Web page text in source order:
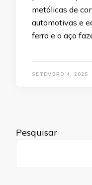
metálicas de
automotivas e
ferro e o aço
SETEMBRO 4, 2025
Pesquisar